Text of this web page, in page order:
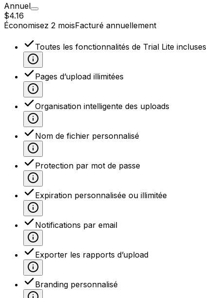
Annuel
$4.16
Économisez 2 moisFacturé annuellement
Toutes les fonctionnalités de Trial Lite incluses
Pages d’upload illimitées
Organisation intelligente des uploads
Nom de fichier personnalisé
Protection par mot de passe
Expiration personnalisée ou illimitée
Notifications par email
Exporter les rapports d’upload
Branding personnalisé